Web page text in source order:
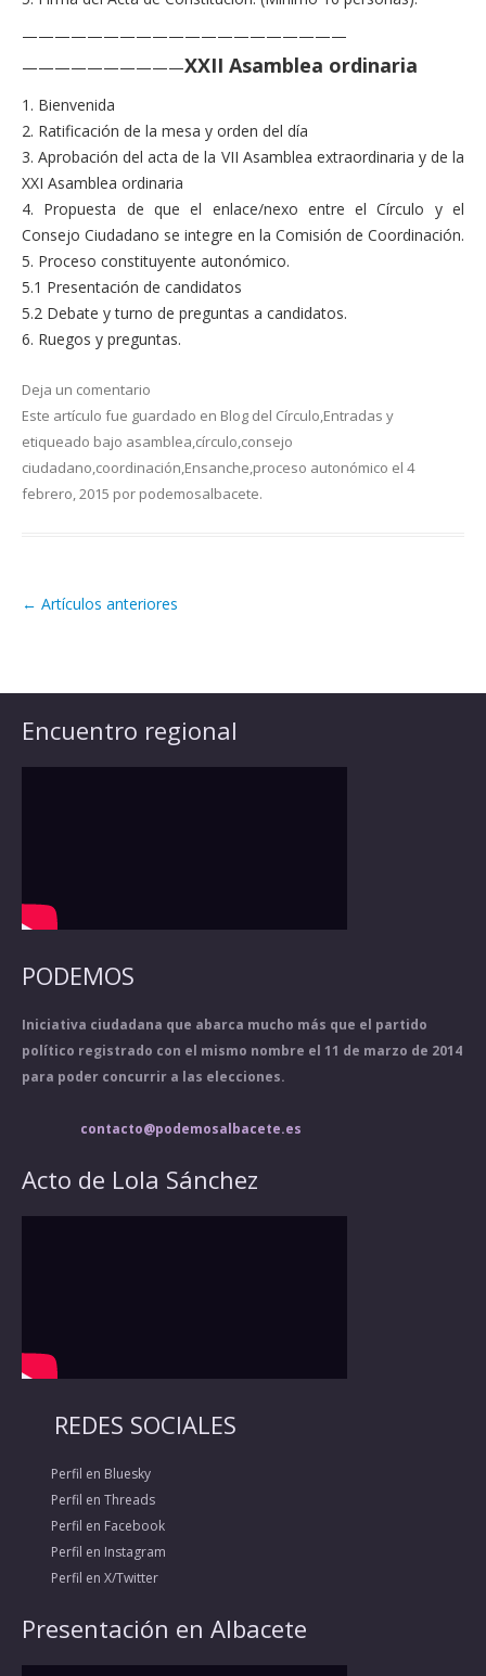
————————————————————
——————————XXII Asamblea ordinaria
1. Bienvenida
2. Ratificación de la mesa y orden del día
3. Aprobación del acta de la VII Asamblea extraordinaria y de la
XXI Asamblea ordinaria
4. Propuesta de que el enlace/nexo entre el Círculo y el
Consejo Ciudadano se integre en la Comisión de Coordinación.
5. Proceso constituyente autonómico.
5.1 Presentación de candidatos
5.2 Debate y turno de preguntas a candidatos.
6. Ruegos y preguntas.
Deja un comentario
Este artículo fue guardado en Blog del Círculo,Entradas y
etiqueado bajo asamblea,círculo,consejo
ciudadano,coordinación,Ensanche,proceso autonómico el 4
febrero, 2015 por podemosalbacete.
Navegación de artículos
← Artículos anteriores
Encuentro regional
PODEMOS
Iniciativa ciudadana que abarca mucho más que el partido
político registrado con el mismo nombre el 11 de marzo de 2014
para poder concurrir a las elecciones.
contacto@podemosalbacete.es
Acto de Lola Sánchez
REDES SOCIALES
Perfil en Bluesky
Perfil en Threads
Perfil en Facebook
Perfil en Instagram
Perfil en X/Twitter
Presentación en Albacete